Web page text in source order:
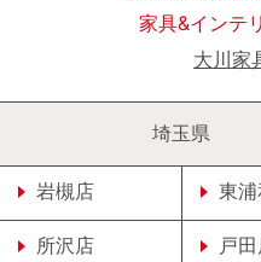
家具&インテ
大川家
埼玉県
岩槻店 東
所沢店 戸